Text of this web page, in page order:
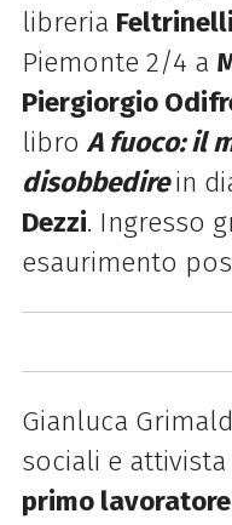
libreria
Piemonte 2/4 a
Piergiorgio
libro A fuoco: il
disobbedire in
Dezzi. Ingresso
esaurimento
Gianluca
sociali e
primo